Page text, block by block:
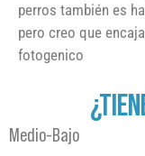
perros también es
pero creo que
fotogenico
Medio-Bajo